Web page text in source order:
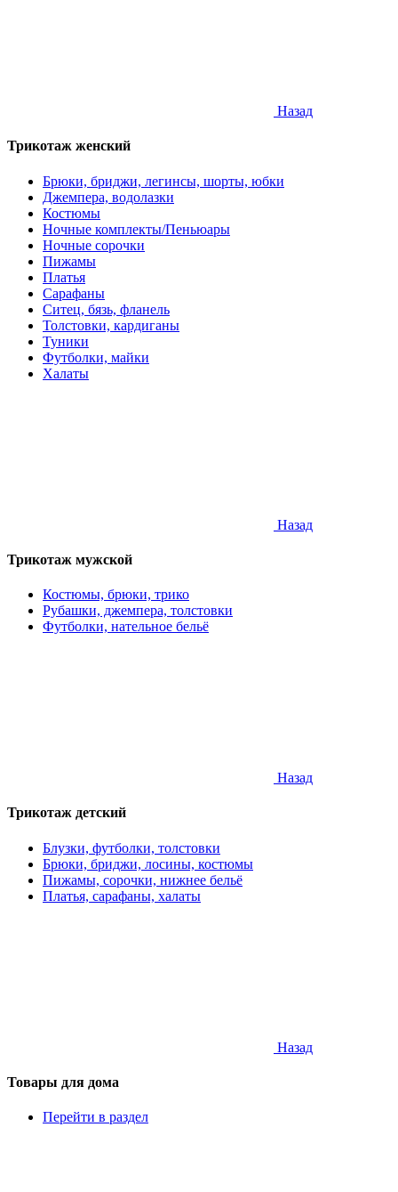
Назад
Трикотаж женский
Брюки, бриджи, легинсы, шорты, юбки
Джемпера, водолазки
Костюмы
Ночные комплекты/Пеньюары
Ночные сорочки
Пижамы
Платья
Сарафаны
Ситец, бязь, фланель
Толстовки, кардиганы
Туники
Футболки, майки
Халаты
Назад
Трикотаж мужской
Костюмы, брюки, трико
Рубашки, джемпера, толстовки
Футболки, нательное бельё
Назад
Трикотаж детский
Блузки, футболки, толстовки
Брюки, бриджи, лосины, костюмы
Пижамы, сорочки, нижнее бельё
Платья, сарафаны, халаты
Назад
Товары для дома
Перейти в раздел